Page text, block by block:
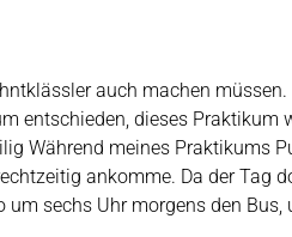
auch machen
entschieden, dieses Praktikum
Während meines Praktikums
ankomme. Da der Tag
sechs Uhr morgens den